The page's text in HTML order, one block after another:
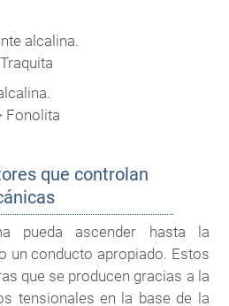
alcalina.
Fonolita
que controlan
pueda ascender hasta la
un conducto apropiado. Estos
que se producen gracias a la
tensionales en la base de la